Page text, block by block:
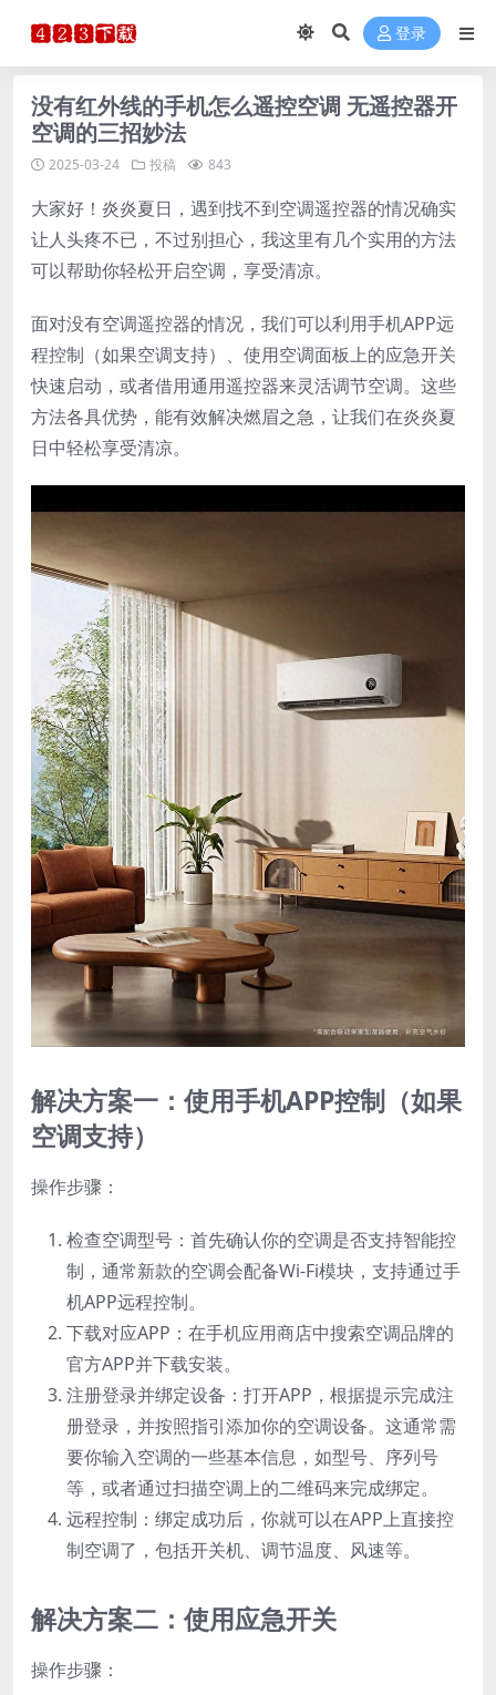
登录
没有红外线的手机怎么遥控空调 无遥控器开
空调的三招妙法
2025-03-24 投稿 843
大家好！炎炎夏日，遇到找不到空调遥控器的情况确实
让人头疼不已，不过别担心，我这里有几个实用的方法
可以帮助你轻松开启空调，享受清凉。
面对没有空调遥控器的情况，我们可以利用手机APP远
程控制（如果空调支持）、使用空调面板上的应急开关
快速启动，或者借用通用遥控器来灵活调节空调。这些
方法各具优势，能有效解决燃眉之急，让我们在炎炎夏
日中轻松享受清凉。
解决方案一：使用手机APP控制（如果
空调支持）
操作步骤：
检查空调型号：首先确认你的空调是否支持智能控
制，通常新款的空调会配备Wi-Fi模块，支持通过手
机APP远程控制。
下载对应APP：在手机应用商店中搜索空调品牌的
官方APP并下载安装。
注册登录并绑定设备：打开APP，根据提示完成注
册登录，并按照指引添加你的空调设备。这通常需
要你输入空调的一些基本信息，如型号、序列号
等，或者通过扫描空调上的二维码来完成绑定。
远程控制：绑定成功后，你就可以在APP上直接控
制空调了，包括开关机、调节温度、风速等。
解决方案二：使用应急开关
操作步骤：